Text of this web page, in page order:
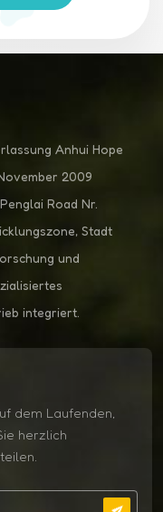
Anhui Hope
2009
Road Nr.
Stadt
und
integriert.
dem Laufenden,
herzlich